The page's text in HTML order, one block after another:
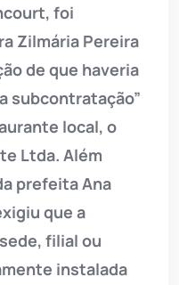
foi
Zilmária Pereira
de que haveria
subcontratação”
local, o
Ltda. Além
prefeita Ana
que a
filial ou
instalada